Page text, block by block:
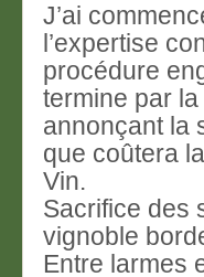
J’ai
l’expertise
procédure
termine par
annonçant la
que coûtera
Vin.
Sacrifice des
vignoble
Entre larmes